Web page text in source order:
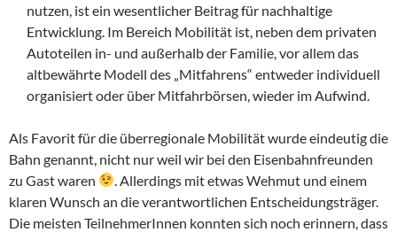
nutzen, ist ein wesentlicher Beitrag für nachhaltige
Entwicklung. Im Bereich Mobilität ist, neben dem privaten
Autoteilen in- und außerhalb der Familie, vor allem das
altbewährte Modell des „Mitfahrens“ entweder individuell
organisiert oder über Mitfahrbörsen, wieder im Aufwind.
Als Favorit für die überregionale Mobilität wurde eindeutig die
Bahn genannt, nicht nur weil wir bei den Eisenbahnfreunden
zu Gast waren
. Allerdings mit etwas Wehmut und einem
klaren Wunsch an die verantwortlichen Entscheidungsträger.
Die meisten TeilnehmerInnen konnten sich noch erinnern, dass